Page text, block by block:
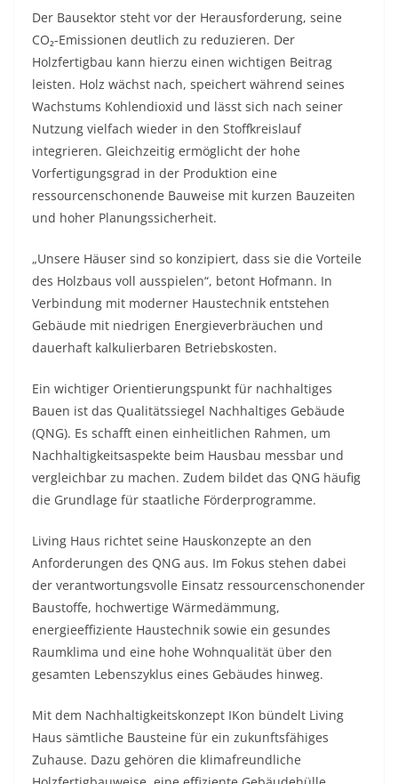
Der Bausektor steht vor der Herausforderung, seine
CO₂-Emissionen deutlich zu reduzieren. Der
Holzfertigbau kann hierzu einen wichtigen Beitrag
leisten. Holz wächst nach, speichert während seines
Wachstums Kohlendioxid und lässt sich nach seiner
Nutzung vielfach wieder in den Stoffkreislauf
integrieren. Gleichzeitig ermöglicht der hohe
Vorfertigungsgrad in der Produktion eine
ressourcenschonende Bauweise mit kurzen Bauzeiten
und hoher Planungssicherheit.
„Unsere Häuser sind so konzipiert, dass sie die Vorteile
des Holzbaus voll ausspielen“, betont Hofmann. In
Verbindung mit moderner Haustechnik entstehen
Gebäude mit niedrigen Energieverbräuchen und
dauerhaft kalkulierbaren Betriebskosten.
Ein wichtiger Orientierungspunkt für nachhaltiges
Bauen ist das Qualitätssiegel Nachhaltiges Gebäude
(QNG). Es schafft einen einheitlichen Rahmen, um
Nachhaltigkeitsaspekte beim Hausbau messbar und
vergleichbar zu machen. Zudem bildet das QNG häufig
die Grundlage für staatliche Förderprogramme.
Living Haus richtet seine Hauskonzepte an den
Anforderungen des QNG aus. Im Fokus stehen dabei
der verantwortungsvolle Einsatz ressourcenschonender
Baustoffe, hochwertige Wärmedämmung,
energieeffiziente Haustechnik sowie ein gesundes
Raumklima und eine hohe Wohnqualität über den
gesamten Lebenszyklus eines Gebäudes hinweg.
Mit dem Nachhaltigkeitskonzept IKon bündelt Living
Haus sämtliche Bausteine für ein zukunftsfähiges
Zuhause. Dazu gehören die klimafreundliche